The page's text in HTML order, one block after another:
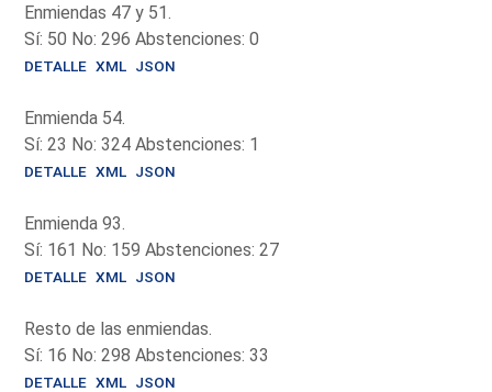
Enmiendas 47 y 51.
Sí: 50 No: 296 Abstenciones: 0
DETALLE XML JSON
Enmienda 54.
Sí: 23 No: 324 Abstenciones: 1
DETALLE XML JSON
Enmienda 93.
Sí: 161 No: 159 Abstenciones: 27
DETALLE XML JSON
Resto de las enmiendas.
Sí: 16 No: 298 Abstenciones: 33
DETALLE XML JSON